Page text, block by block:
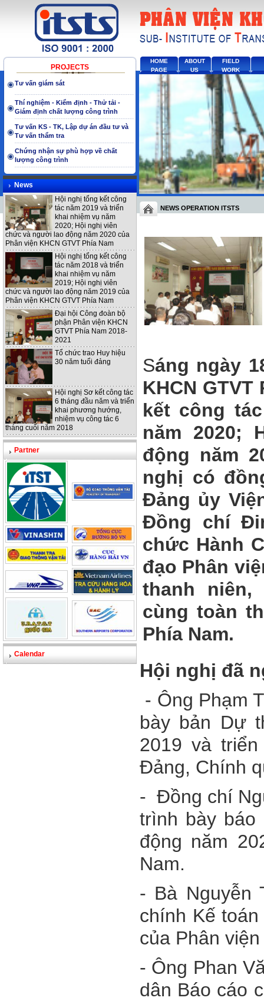
PROJECTS
Tư vấn giám sát
Thí nghiệm - Kiểm định - Thử tải -
Giám định chất lượng công trình
Tư vấn KS - TK, Lập dự án đầu tư và
Tư vấn thẩm tra
Chứng nhận sự phù hợp về chất
lượng công trình
News
Hội nghị tổng kết công
tác năm 2019 và triển
khai nhiệm vụ năm
2020; Hội nghị viên
chức và người lao động năm 2020 của
Phân viện KHCN GTVT Phía Nam
Hội nghị tổng kết công
tác năm 2018 và triển
khai nhiệm vụ năm
2019; Hội nghị viên
chức và người lao động năm 2019 của
Phân viện KHCN GTVT Phía Nam
Đại hội Công đoàn bộ
phận Phân viện KHCN
GTVT Phía Nam 2018-
2021
Tổ chức trao Huy hiệu
30 năm tuổi đảng
Hội nghị Sơ kết công tác
6 tháng đầu năm và triển
khai phương hướng,
nhiệm vụ công tác 6
tháng cuối năm 2018
Partner
Calendar
HOME
PAGE
ABOUT
US
FIELD
WORK
NEWS OPERATION ITSTS
Sáng ngày
KHCN
kết công
năm 2020;
động năm
nghị có
Đảng ủy
Đồng chí
chức Hành
đạo Phân
thanh
cùng toàn
Phía Nam.
Hội nghị đã
- Ông Phạm
bày bản Dự
2019 và
Đảng, Chính
-Đồng chí
trình bày báo
động năm
Nam.
- Bà Nguyễn
chính Kế
của Phân
- Ông Phan
dân Báo cáo